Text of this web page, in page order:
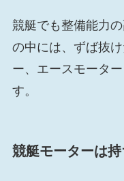
競艇でも整備能力
の中には、ずば抜
ー、エースモータ
す。
競艇モーターは